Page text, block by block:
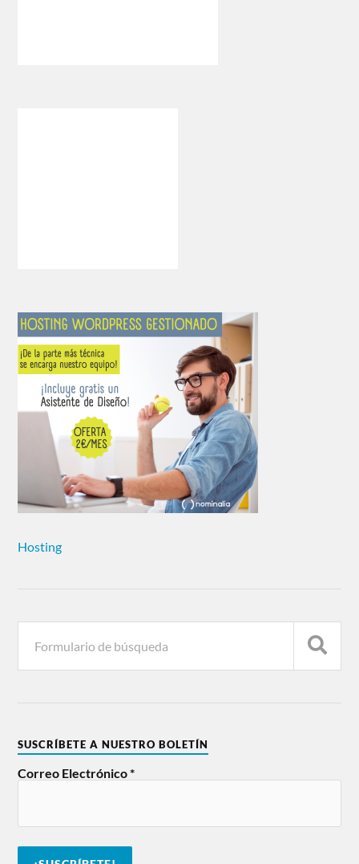
Hosting
SUSCRÍBETE A NUESTRO BOLETÍN
Correo Electrónico*